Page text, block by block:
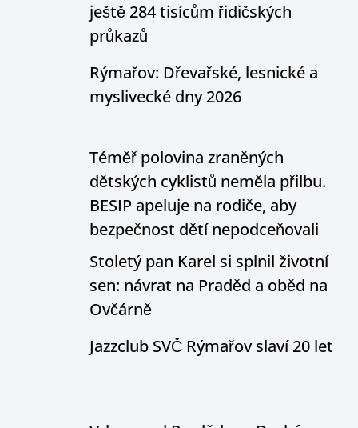
ještě 284 tisícům řidičských
průkazů
Rýmařov: Dřevařské, lesnické a
myslivecké dny 2026
Téměř polovina zraněných
dětských cyklistů neměla přilbu.
BESIP apeluje na rodiče, aby
bezpečnost dětí nepodceňovali
Stoletý pan Karel si splnil životní
sen: návrat na Praděd a oběd na
Ovčárně
Jazzclub SVČ Rýmařov slaví 20 let